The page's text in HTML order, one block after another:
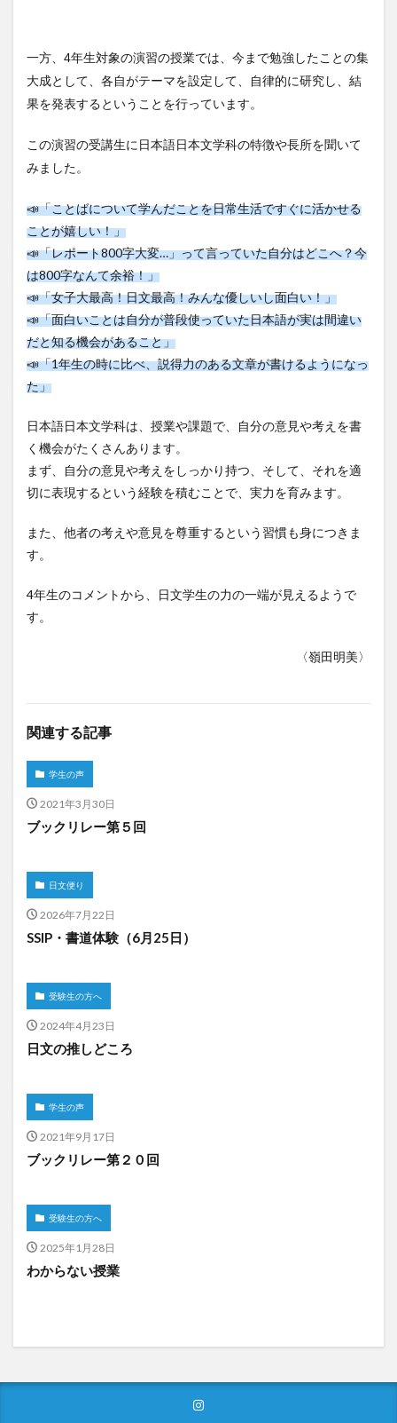
一方、4年生対象の演習の授業では、今まで勉強したことの集
大成として、各自がテーマを設定して、自律的に研究し、結
果を発表するということを行っています。
この演習の受講生に日本語日本文学科の特徴や長所を聞いて
みました。
📣「ことばについて学んだことを日常生活ですぐに活かせる
ことが嬉しい！」
📣「レポート800字大変…」って言っていた自分はどこへ？今
は800字なんて余裕！」
📣「女子大最高！日文最高！みんな優しいし面白い！」
📣「面白いことは自分が普段使っていた日本語が実は間違い
だと知る機会があること」
📣「1年生の時に比べ、説得力のある文章が書けるようになっ
た」
日本語日本文学科は、授業や課題で、自分の意見や考えを書
く機会がたくさんあります。
まず、自分の意見や考えをしっかり持つ、そして、それを適
切に表現するという経験を積むことで、実力を育みます。
また、他者の考えや意見を尊重するという習慣も身につきま
す。
4年生のコメントから、日文学生の力の一端が見えるようで
す。
〈嶺田明美〉
関連する記事
学生の声
2021年3月30日
ブックリレー第５回
日文便り
2026年7月22日
SSIP・書道体験（6月25日）
受験生の方へ
2024年4月23日
日文の推しどころ
学生の声
2021年9月17日
ブックリレー第２０回
受験生の方へ
2025年1月28日
わからない授業